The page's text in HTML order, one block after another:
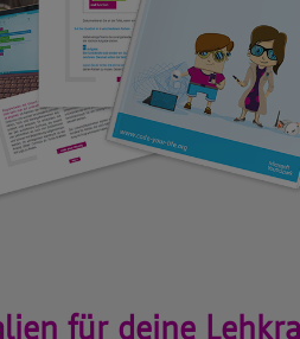
für deine